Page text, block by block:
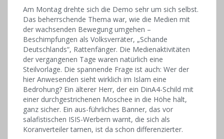
Am Montag drehte sich die Demo sehr um sich selbst.
Das beherrschende Thema war, wie die Medien mit
der wachsenden Bewegung umgehen –
Beschimpfungen als Volksverräter, „Schande
Deutschlands“, Rattenfänger. Die Medienaktivitäten
der vergangenen Tage waren natürlich eine
Steilvorlage. Die spannende Frage ist auch: Wer der
hier Anwesenden sieht wirklich im Islam eine
Bedrohung? Ein älterer Herr, der ein DinA4-Schild mit
einer durchgestrichenen Moschee in die Höhe hält,
ganz sicher. Ein aus-führliches Banner, das vor
salafistischen ISIS-Werbern warnt, die sich als
Koranverteiler tarnen, ist da schon differenzierter.